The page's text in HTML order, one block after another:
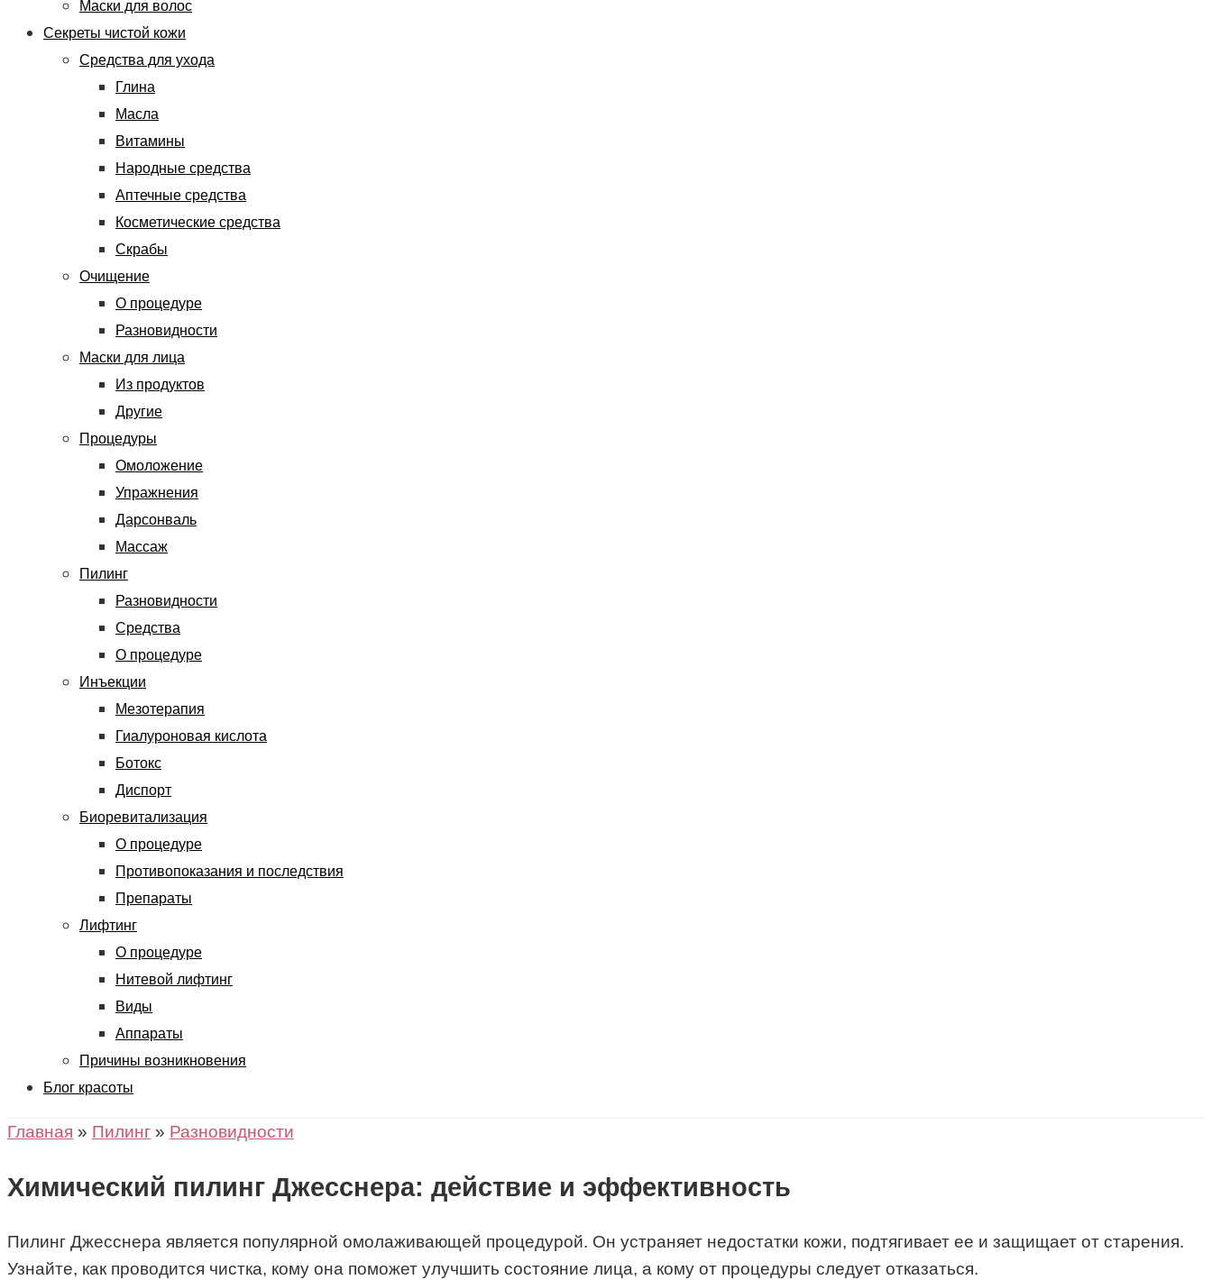
Маски для волос
Секреты чистой кожи
Средства для ухода
Глина
Масла
Витамины
Народные средства
Аптечные средства
Косметические средства
Скрабы
Очищение
О процедуре
Разновидности
Маски для лица
Из продуктов
Другие
Процедуры
Омоложение
Упражнения
Дарсонваль
Массаж
Пилинг
Разновидности
Средства
О процедуре
Инъекции
Мезотерапия
Гиалуроновая кислота
Ботокс
Диспорт
Биоревитализация
О процедуре
Противопоказания и последствия
Препараты
Лифтинг
О процедуре
Нитевой лифтинг
Виды
Аппараты
Причины возникновения
Блог красоты
Главная » Пилинг » Разновидности
Химический пилинг Джесснера: действие и эффективность
Пилинг Джесснера является популярной омолаживающей процедурой. Он устраняет недостатки кожи, подтягивает ее и защищает от старения.
Узнайте, как проводится чистка, кому она поможет улучшить состояние лица, а кому от процедуры следует отказаться.